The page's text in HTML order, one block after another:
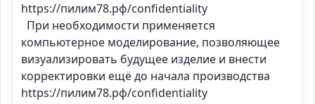
https://пилим78.рф/confidentiality
компьютерное моделирование, позволяющее
визуализировать будущее изделие и внести
корректировки ещё до начала производства
https://пилим78.рф/confidentiality